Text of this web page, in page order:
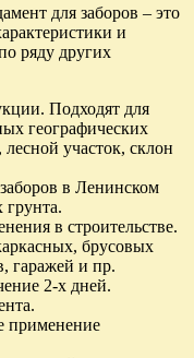
для заборов – это
и
ряду других
Подходят для
географических
участок, склон
в Ленинском
грунта.
в строительстве.
брусовых
гаражей и пр.
2-х дней.
применение